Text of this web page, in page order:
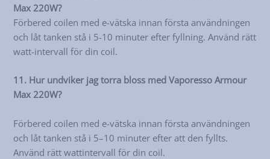
Max 220W?
Förbered coilen med e-vätska innan första användningen
och låt tanken stå i 5-10 minuter efter fyllning. Använd rätt
watt-intervall för din coil.
11. Hur undviker jag torra bloss med Vaporesso Armour
Max 220W?
Förbered coilen med e-vätska innan första användningen
och låt tanken stå i 5–10 minuter efter att den fyllts.
Använd rätt wattintervall för din coil.